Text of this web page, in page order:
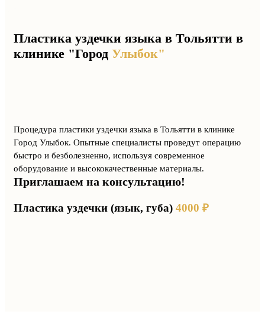
Пластика уздечки языка в Тольятти в
клинике "Город Улыбок"
Процедура пластики уздечки языка в Тольятти в клинике
Город Улыбок. Опытные специалисты проведут операцию
быстро и безболезненно, используя современное
оборудование и высококачественные материалы.
Приглашаем на консультацию!
Пластика уздечки (язык, губа) 4000 ₽